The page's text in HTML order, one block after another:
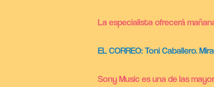
La especialista ofrecerá
EL CORREO: Toni Caballero.
Sony Music es una de las